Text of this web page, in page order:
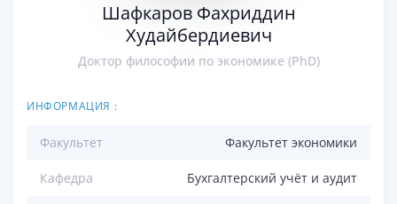
Шафкаров Фахриддин
Худайбердиевич
Доктор философии по экономике (PhD)
ИНФОРМАЦИЯ :
Факультет Факультет экономики
Кафедра Бухгалтерский учёт и аудит